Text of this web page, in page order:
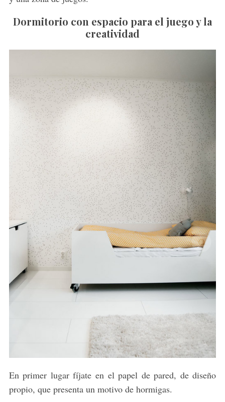
Dormitorio con espacio para el juego y la
creatividad
En primer lugar fíjate en el papel de pared, de diseño
propio, que presenta un motivo de hormigas.